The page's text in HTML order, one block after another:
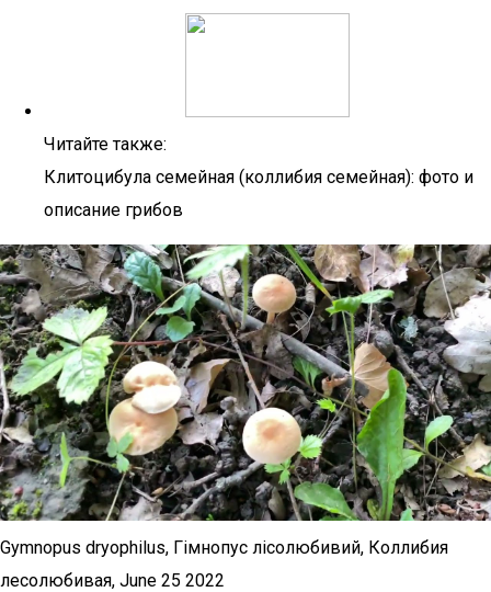
Читайте также:
Клитоцибула семейная (коллибия семейная): фото и
описание грибов
Gymnopus dryophilus, Гімнопус лісолюбивий, Коллибия
лесолюбивая, June 25 2022